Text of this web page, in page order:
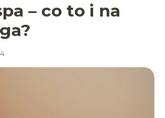
– co to i na